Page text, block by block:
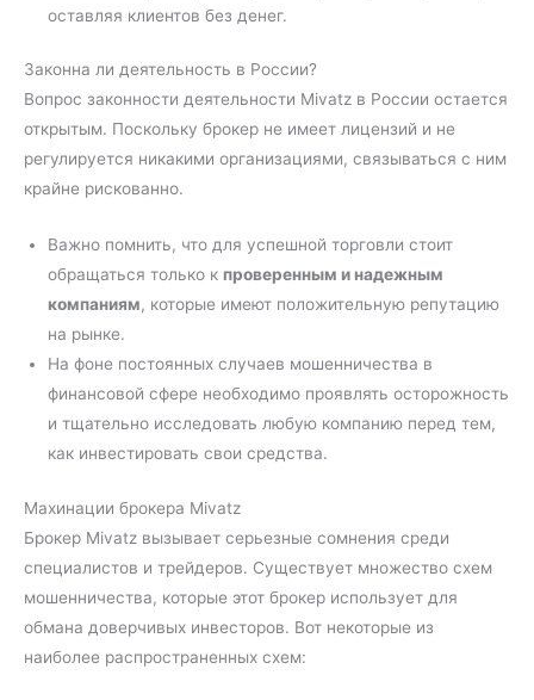
оставляя клиентов без денег.
Законна ли деятельность в России?
Вопрос законности деятельности Mivatz в России остается
открытым. Поскольку брокер не имеет лицензий и не
регулируется никакими организациями, связываться с ним
крайне рискованно.
Важно помнить, что для успешной торговли стоит
обращаться только к проверенным и надежным
компаниям, которые имеют положительную репутацию
на рынке.
На фоне постоянных случаев мошенничества в
финансовой сфере необходимо проявлять осторожность
и тщательно исследовать любую компанию перед тем,
как инвестировать свои средства.
Махинации брокера Mivatz
Брокер Mivatz вызывает серьезные сомнения среди
специалистов и трейдеров. Существует множество схем
мошенничества, которые этот брокер использует для
обмана доверчивых инвесторов. Вот некоторые из
наиболее распространенных схем: